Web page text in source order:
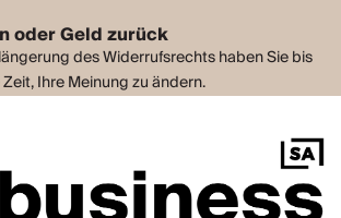
oder Geld zurück
des Widerrufsrechts haben Sie bis
Ihre Meinung zu ändern.